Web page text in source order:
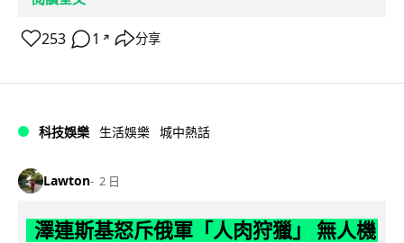
253 1 ↗ 分享
科技娛樂 生活娛樂 城中熱話
Lawton 2 日
澤連斯基怒斥俄軍「人肉狩獵」 無人機